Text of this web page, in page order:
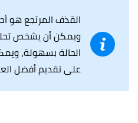
القذف المرتجع هو
ويمكن أن يشخص
الحالة بسهولة،
على تقديم أفضل